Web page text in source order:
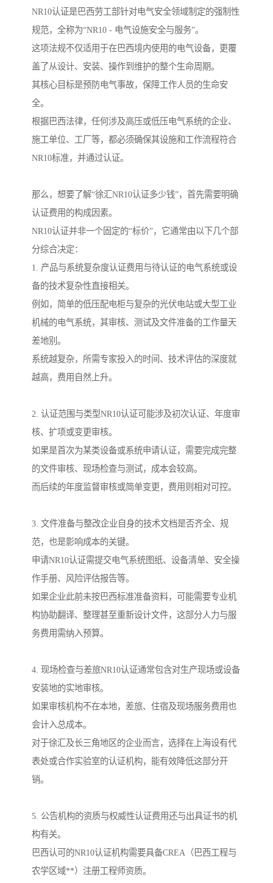
NR10认证是巴西劳工部针对电气安全领域制定的强制性
规范，全称为“NR10 - 电气设施安全与服务”。
这项法规不仅适用于在巴西境内使用的电气设备，更覆
盖了从设计、安装、操作到维护的整个生命周期。
其核心目标是预防电气事故，保障工作人员的生命安
全。
根据巴西法律，任何涉及高压或低压电气系统的企业、
施工单位、工厂等，都必须确保其设施和工作流程符合
NR10标准，并通过认证。
那么，想要了解“徐汇NR10认证多少钱”，首先需要明确
认证费用的构成因素。
NR10认证并非一个固定的“标价”，它通常由以下几个部
分综合决定：
1. 产品与系统复杂度认证费用与待认证的电气系统或设
备的技术复杂性直接相关。
例如，简单的低压配电柜与复杂的光伏电站或大型工业
机械的电气系统，其审核、测试及文件准备的工作量天
差地别。
系统越复杂，所需专家投入的时间、技术评估的深度就
越高，费用自然上升。
2. 认证范围与类型NR10认证可能涉及初次认证、年度审
核、扩项或变更审核。
如果是首次为某类设备或系统申请认证，需要完成完整
的文件审核、现场检查与测试，成本会较高。
而后续的年度监督审核或简单变更，费用则相对可控。
3. 文件准备与整改企业自身的技术文档是否齐全、规
范，也是影响成本的关键。
申请NR10认证需提交电气系统图纸、设备清单、安全操
作手册、风险评估报告等。
如果企业此前未按巴西标准准备资料，可能需要专业机
构协助翻译、整理甚至重新设计文件，这部分人力与服
务费用需纳入预算。
4. 现场检查与差旅NR10认证通常包含对生产现场或设备
安装地的实地审核。
如果审核机构不在本地，差旅、住宿及现场服务费用也
会计入总成本。
对于徐汇及长三角地区的企业而言，选择在上海设有代
表处或合作实验室的认证机构，能有效降低这部分开
销。
5. 公告机构的资质与权威性认证费用还与出具证书的机
构有关。
巴西认可的NR10认证机构需要具备CREA（巴西工程与
农学区域**）注册工程师资质。